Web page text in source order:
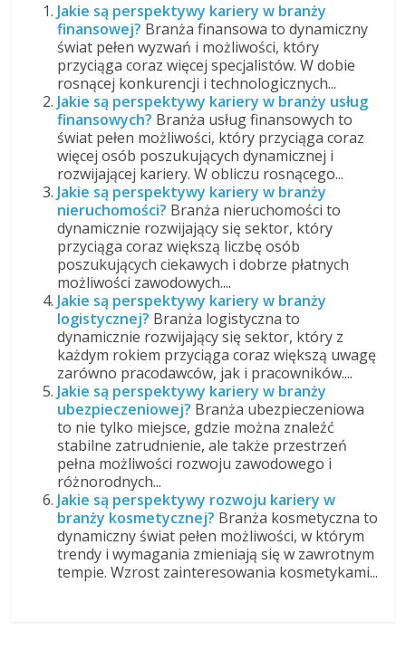
Jakie są perspektywy kariery w branży
finansowej? Branża finansowa to dynamiczny
świat pełen wyzwań i możliwości, który
przyciąga coraz więcej specjalistów. W dobie
rosnącej konkurencji i technologicznych...
Jakie są perspektywy kariery w branży usług
finansowych? Branża usług finansowych to
świat pełen możliwości, który przyciąga coraz
więcej osób poszukujących dynamicznej i
rozwijającej kariery. W obliczu rosnącego...
Jakie są perspektywy kariery w branży
nieruchomości? Branża nieruchomości to
dynamicznie rozwijający się sektor, który
przyciąga coraz większą liczbę osób
poszukujących ciekawych i dobrze płatnych
możliwości zawodowych....
Jakie są perspektywy kariery w branży
logistycznej? Branża logistyczna to
dynamicznie rozwijający się sektor, który z
każdym rokiem przyciąga coraz większą uwagę
zarówno pracodawców, jak i pracowników....
Jakie są perspektywy kariery w branży
ubezpieczeniowej? Branża ubezpieczeniowa
to nie tylko miejsce, gdzie można znaleźć
stabilne zatrudnienie, ale także przestrzeń
pełna możliwości rozwoju zawodowego i
różnorodnych...
Jakie są perspektywy rozwoju kariery w
branży kosmetycznej? Branża kosmetyczna to
dynamiczny świat pełen możliwości, w którym
trendy i wymagania zmieniają się w zawrotnym
tempie. Wzrost zainteresowania kosmetykami...